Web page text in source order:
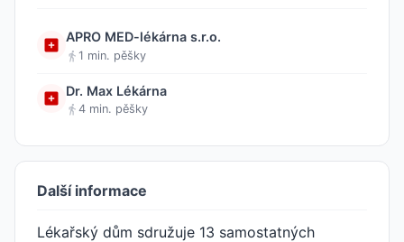
APRO MED-lékárna s.r.o.
1 min. pěšky
Dr. Max Lékárna
4 min. pěšky
Další informace
Lékařský dům sdružuje 13 samostatných